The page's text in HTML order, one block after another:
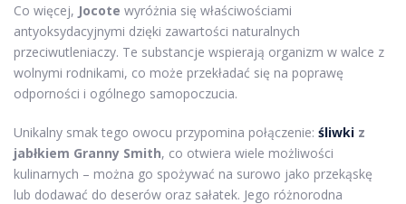
Co więcej, Jocote wyróżnia się właściwościami
antyoksydacyjnymi dzięki zawartości naturalnych
przeciwutleniaczy. Te substancje wspierają organizm w walce z
wolnymi rodnikami, co może przekładać się na poprawę
odporności i ogólnego samopoczucia.
Unikalny smak tego owocu przypomina połączenie: śliwki z
jabłkiem Granny Smith, co otwiera wiele możliwości
kulinarnych – można go spożywać na surowo jako przekąskę
lub dodawać do deserów oraz sałatek. Jego różnorodna